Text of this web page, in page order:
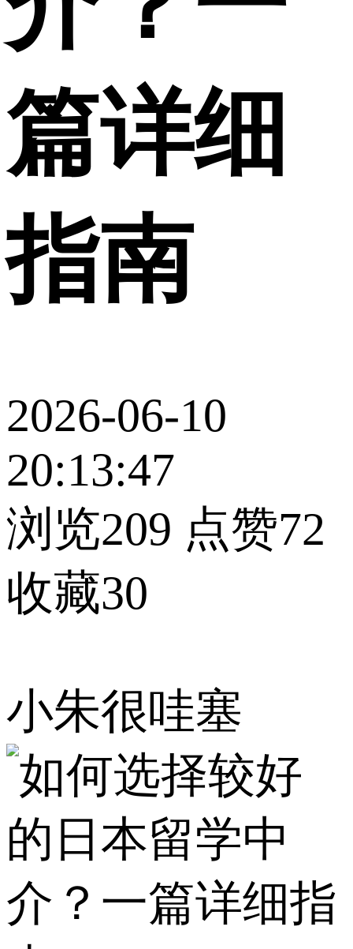
篇详细
指南
2026-06-10
20:13:47
浏览209 点赞72
收藏30
小朱很哇塞